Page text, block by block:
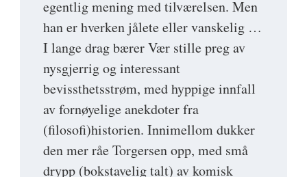
egentlig mening med tilværelsen. Men
han er hverken jålete eller vanskelig …
I lange drag bærer Vær stille preg av
nysgjerrig og interessant
bevissthetsstrøm, med hyppige innfall
av fornøyelige anekdoter fra
(filosofi)historien. Innimellom dukker
den mer råe Torgersen opp, med små
drypp (bokstavelig talt) av komisk